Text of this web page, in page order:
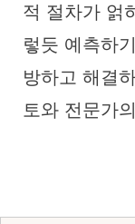
적 절차가 얽
렇듯 예측하
방하고 해결
토와 전문가